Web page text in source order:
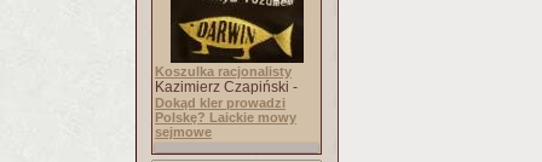
Koszulka racjonalisty
Kazimierz Czapiński -
Dokąd kler prowadzi
Polskę? Laickie mowy
sejmowe